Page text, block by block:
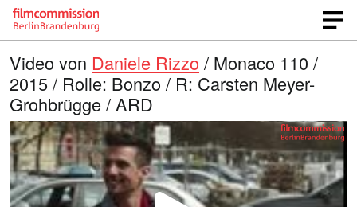
Video von Daniele Rizzo / Monaco 110 /
2015 / Rolle: Bonzo / R: Carsten Meyer-
Grohbrügge / ARD